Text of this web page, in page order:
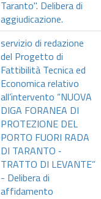
Taranto". Delibera di
aggiudicazione.
servizio di redazione
del Progetto di
Fattibilità Tecnica ed
Economica relativo
all’intervento “NUOVA
DIGA FORANEA DI
PROTEZIONE DEL
PORTO FUORI RADA
DI TARANTO ‐
TRATTO DI LEVANTE”
- Delibera di
affidamento